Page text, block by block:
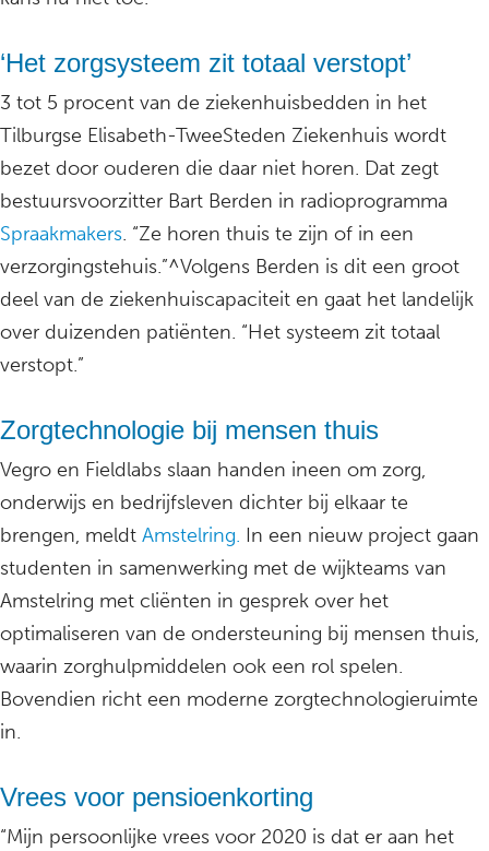
‘Het zorgsysteem zit totaal verstopt’
3 tot 5 procent van de ziekenhuisbedden in het
Tilburgse Elisabeth-TweeSteden Ziekenhuis wordt
bezet door ouderen die daar niet horen. Dat zegt
bestuursvoorzitter Bart Berden in radioprogramma
Spraakmakers. “Ze horen thuis te zijn of in een
verzorgingstehuis.”^Volgens Berden is dit een groot
deel van de ziekenhuiscapaciteit en gaat het landelijk
over duizenden patiënten. “Het systeem zit totaal
verstopt.”
Zorgtechnologie bij mensen thuis
Vegro en Fieldlabs slaan handen ineen om zorg,
onderwijs en bedrijfsleven dichter bij elkaar te
brengen, meldt Amstelring. In een nieuw project gaan
studenten in samenwerking met de wijkteams van
Amstelring met cliënten in gesprek over het
optimaliseren van de ondersteuning bij mensen thuis,
waarin zorghulpmiddelen ook een rol spelen.
Bovendien richt een moderne zorgtechnologieruimte
in.
Vrees voor pensioenkorting
“Mijn persoonlijke vrees voor 2020 is dat er aan het